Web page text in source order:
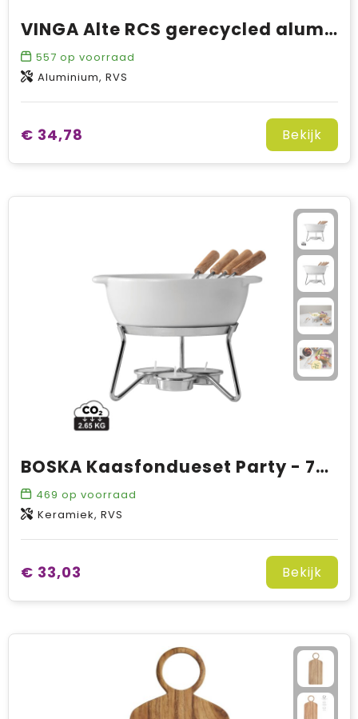
VINGA Alte RCS gerecycled aluminium koekenpan 25 cm
557 op voorraad
Aluminium, RVS
€ 34,78 Bekijk
BOSKA Kaasfondueset Party - 750 ml
469 op voorraad
Keramiek, RVS
€ 33,03 Bekijk